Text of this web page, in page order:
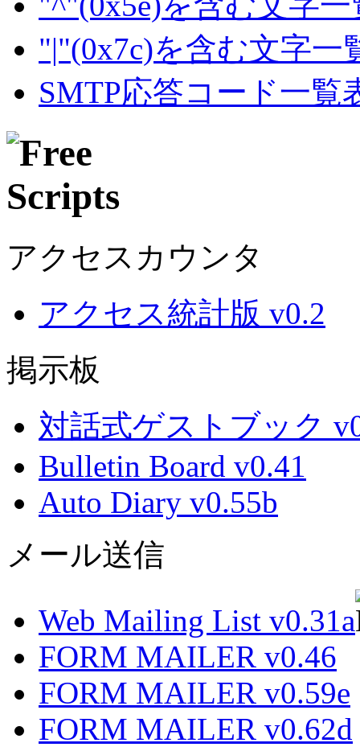
"|"(0x7c)を含む文字一
SMTP応答コード一覧
アクセスカウンタ
アクセス統計版 v0.2
掲示板
対話式ゲストブック
Bulletin Board v0.41
Auto Diary v0.55b
メール送信
Web Mailing List v0.31a
FORM MAILER v0.46
FORM MAILER v0.59e
FORM MAILER v0.62d